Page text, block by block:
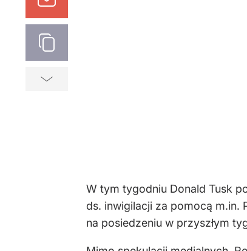
W tym tygodniu Donald Tusk
ds. inwigilacji za pomocą m.in.
na posiedzeniu w przyszłym